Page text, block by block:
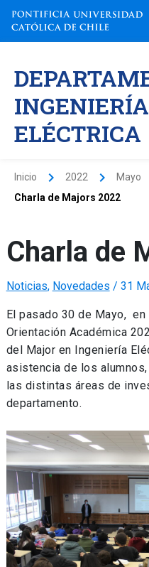
contenido
INGENIERÍA
ELÉCTRICA
Inicio 2022 Mayo
Charla de Majors 2022
Charla de
Noticias, Novedades / 31
El pasado 30 de Mayo,
Orientación Académica
del Major en Ingeniería
asistencia de los
las distintas áreas de
departamento.